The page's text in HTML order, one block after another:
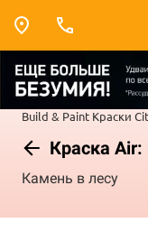
Build & Paint Краски
Краска
Камень в лесу